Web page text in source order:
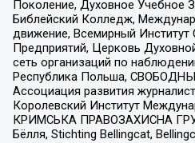
Поколение, Духовное Учебное
Библейский Колледж,
движение, Всемирный Институт
Предприятий, Церковь
сеть организаций по
Республика Польша,
Ассоциация развития
Королевский Институт
КРИМСЬКА ПРАВОЗАХИСНА
Бёлля, Stichting Bellingcat,